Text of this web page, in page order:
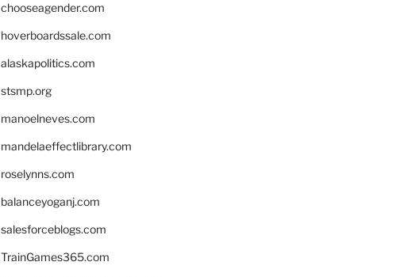
chooseagender.com
hoverboardssale.com
alaskapolitics.com
stsmp.org
manoelneves.com
mandelaeffectlibrary.com
roselynns.com
balanceyoganj.com
salesforceblogs.com
TrainGames365.com